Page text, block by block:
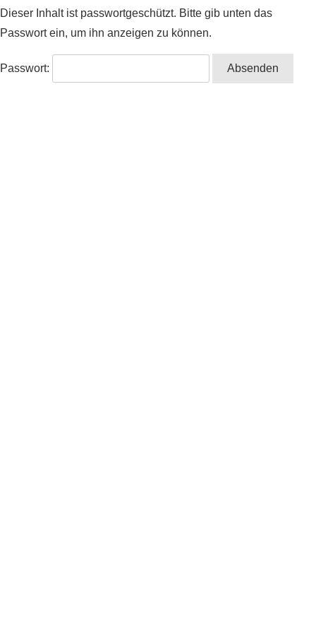
Dieser Inhalt ist passwortgeschützt. Bitte gib unten das
Passwort ein, um ihn anzeigen zu können.
Passwort: